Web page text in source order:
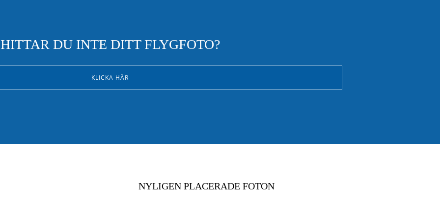
HITTAR DU INTE DITT FLYGFOTO?
KLICKA HÄR
NYLIGEN PLACERADE FOTON